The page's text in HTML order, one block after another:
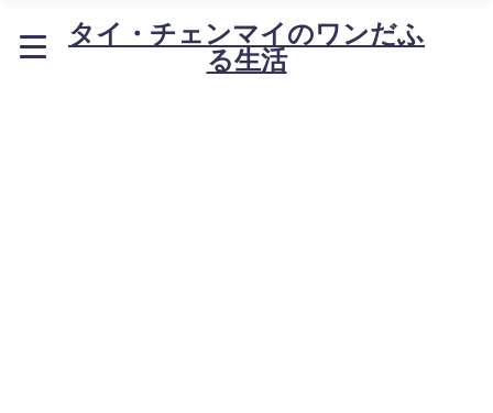
タイ・チェンマイのワンだふ
る生活